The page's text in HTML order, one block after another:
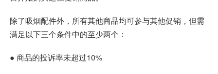
除了吸烟配件外，所有其他商品均可参与其他促销，但需
满足以下三个条件中的至少两个：
● 商品的投诉率未超过10%